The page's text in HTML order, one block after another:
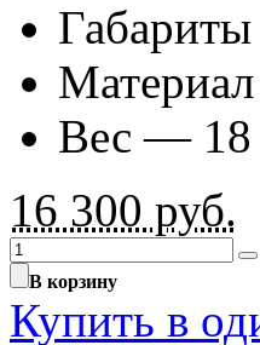
Вес — 18
16 300 руб.
В корзину
Купить в